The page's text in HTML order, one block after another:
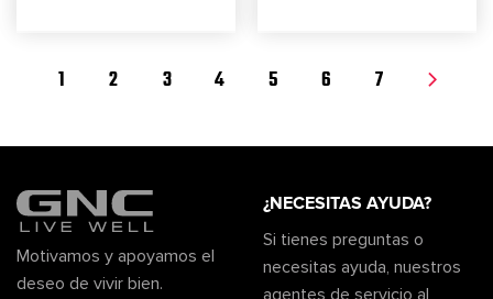
1 2 3 4 5 6 7
Motivamos y apoyamos el
deseo de vivir bien.
¿NECESITAS AYUDA?
Si tienes preguntas o
necesitas ayuda, nuestros
agentes de servicio al